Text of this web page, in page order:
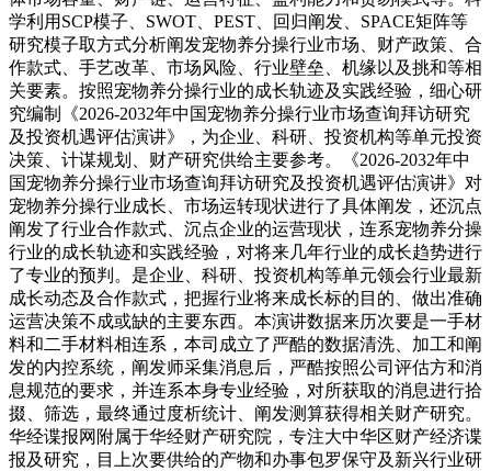
学利用SCP模子、SWOT、PEST、回归阐发、SPACE矩阵等
研究模子取方式分析阐发宠物养分操行业市场、财产政策、合
作款式、手艺改革、市场风险、行业壁垒、机缘以及挑和等相
关要素。按照宠物养分操行业的成长轨迹及实践经验，细心研
究编制《2026-2032年中国宠物养分操行业市场查询拜访研究
及投资机遇评估演讲》，为企业、科研、投资机构等单元投资
决策、计谋规划、财产研究供给主要参考。《2026-2032年中
国宠物养分操行业市场查询拜访研究及投资机遇评估演讲》对
宠物养分操行业成长、市场运转现状进行了具体阐发，还沉点
阐发了行业合作款式、沉点企业的运营现状，连系宠物养分操
行业的成长轨迹和实践经验，对将来几年行业的成长趋势进行
了专业的预判。是企业、科研、投资机构等单元领会行业最新
成长动态及合作款式，把握行业将来成长标的目的、做出准确
运营决策不成或缺的主要东西。本演讲数据来历次要是一手材
料和二手材料相连系，本司成立了严酷的数据清洗、加工和阐
发的内控系统，阐发师采集消息后，严酷按照公司评估方和消
息规范的要求，并连系本身专业经验，对所获取的消息进行拾
掇、筛选，最终通过度析统计、阐发测算获得相关财产研究。
华经谍报网附属于华经财产研究院，专注大中华区财产经济谍
报及研究，目上次要供给的产物和办事包罗保守及新兴行业研